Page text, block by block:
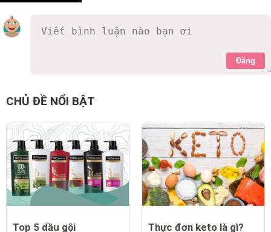
Đăng
CHỦ ĐỀ NỔI BẬT
Top 5 dầu gội
Thực đơn keto là gì?